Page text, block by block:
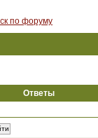
по форуму
Ответы